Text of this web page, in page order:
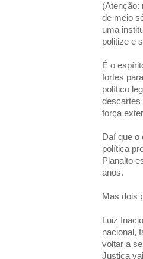
(Atenção:
de meio
uma
politize e
É o
fortes
político
descartes
força
Daí que o
política
Planalto
anos.
Mas dois
Luiz
nacional,
voltar a
Justiça